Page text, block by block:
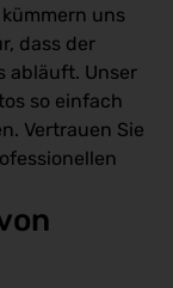
uns
dass der
abläuft. Unser
so einfach
Vertrauen Sie